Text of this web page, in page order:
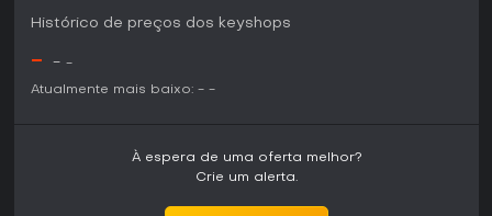
Histórico de preços dos keyshops
- - -
Atualmente mais baixo: - -
À espera de uma oferta melhor?
Crie um alerta.